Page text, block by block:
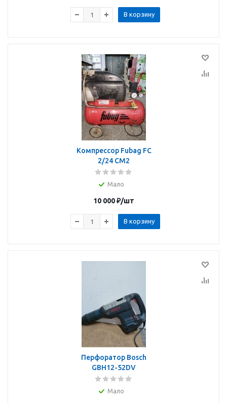
В корзину
Компрессор Fubag FC
2/24 CM2
Мало
10 000₽/шт
В корзину
Перфоратор Bosch
GBH12-52DV
Мало